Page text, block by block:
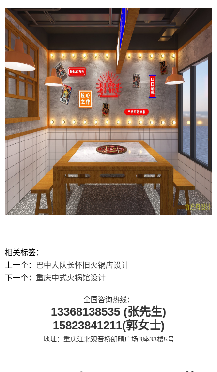
相关标签：
上一个：
巴中大队长怀旧火锅店设计
下一个： 重庆中式火锅馆设计
全国咨询热线：
13368138535 (张先生)
15823841211(郭女士)
地址：重庆江北观音桥朗晴广场B座33楼5号